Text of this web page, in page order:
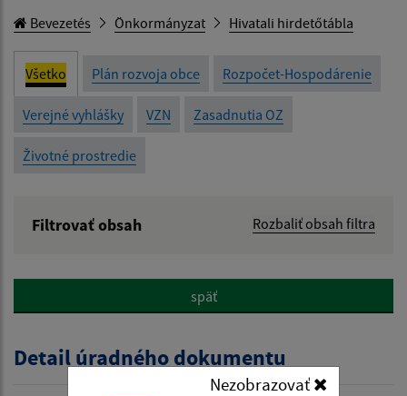
Nezobrazovať
Bevezetés Önkormányzat Hivatali hirdetőtábla
Všetko Plán rozvoja obce Rozpočet-Hospodárenie
Verejné vyhlášky VZN Zasadnutia OZ
Životné prostredie
Filtrovať obsah Rozbaliť obsah filtra
Popis:
Dátum zverejnenia od:
späť
Detail úradného dokumentu